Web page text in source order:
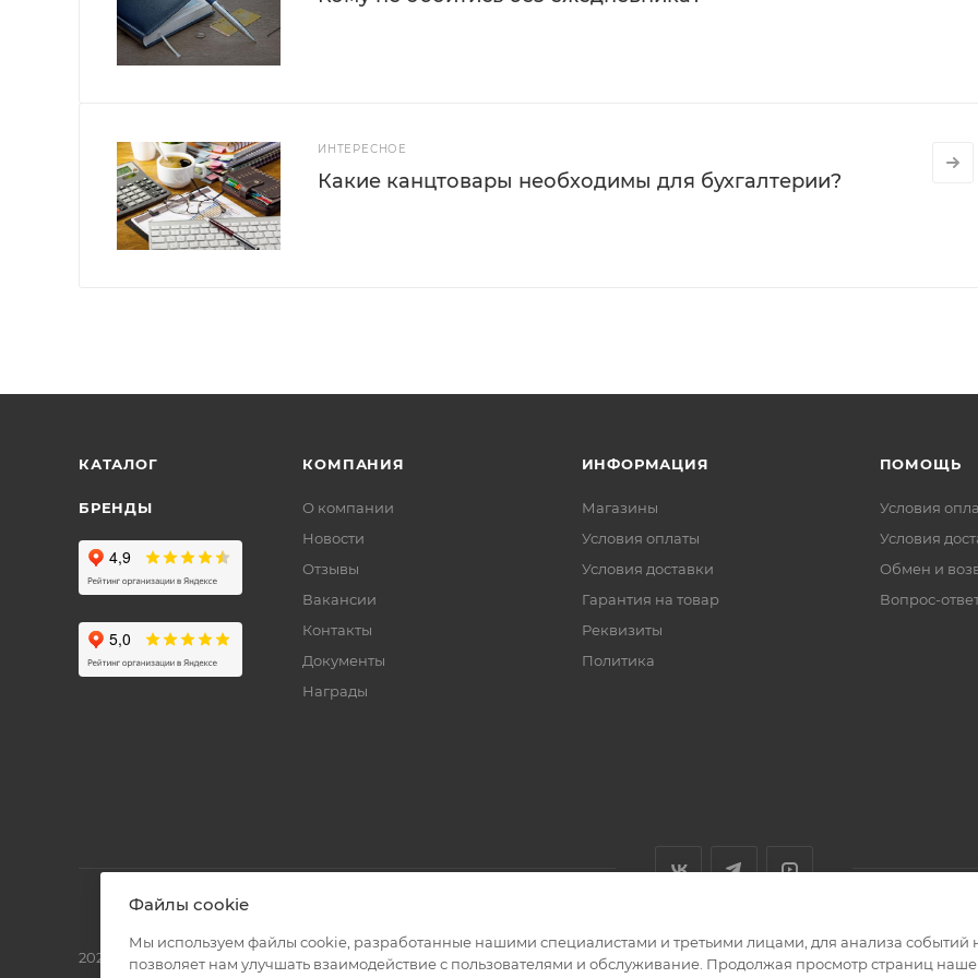
ИНТЕРЕСНОЕ
Какие канцтовары необходимы для бухгалтерии?
КАТАЛОГ
БРЕНДЫ
КОМПАНИЯ
О компании
Новости
Отзывы
Вакансии
Контакты
Документы
Награды
ИНФОРМАЦИЯ
Магазины
Условия оплаты
Условия доставки
Гарантия на товар
Реквизиты
Политика
ПОМОЩЬ
Условия
Условия
Обмен и
Вопрос-
2026 © Полиграф кит - интернет-магазин
Файлы cookie
Мы используем файлы cookie, разработанные нашими специалистами и третьими лицами, для анализа событий
позволяет нам улучшать взаимодействие с пользователями и обслуживание. Продолжая просмотр страниц